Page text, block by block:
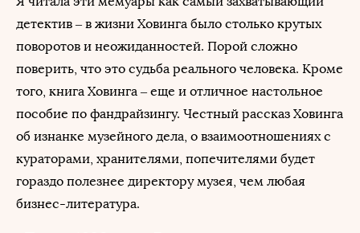
детектив – в жизни Ховинга было столько крутых
поворотов и неожиданностей. Порой сложно
поверить, что это судьба реального человека. Кроме
того, книга Ховинга – еще и отличное настольное
пособие по фандрайзингу. Честный рассказ Ховинга
об изнанке музейного дела, о взаимоотношениях с
кураторами, хранителями, попечителями будет
гораздо полезнее директору музея, чем любая
бизнес-литература.